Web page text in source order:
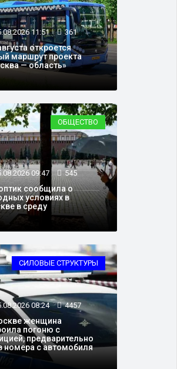
11:51 361
откроется
маршрут проекта
— область»
ОБЩЕСТВО
09:47 545
сообщила о
условиях в
в среду
СИЛОВЫЕ СТРУКТУРЫ
08:24 4457
женщина
погоню с
предварительно
номера с автомобиля